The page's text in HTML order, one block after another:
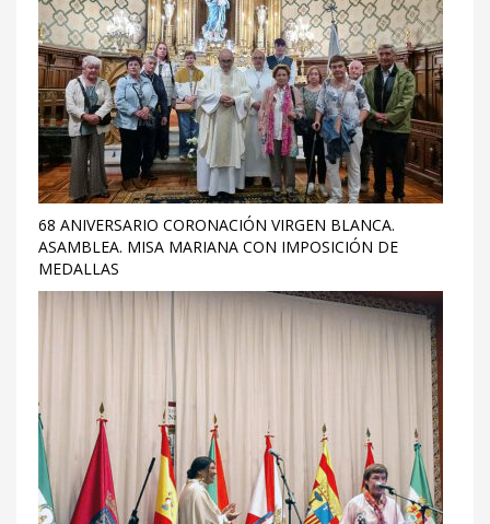
68 ANIVERSARIO CORONACIÓN VIRGEN BLANCA.
ASAMBLEA. MISA MARIANA CON IMPOSICIÓN DE
MEDALLAS